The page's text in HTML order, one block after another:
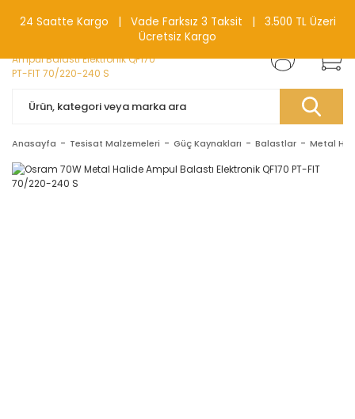
0(212) 240 87 88
Anasayfa Tesisat Malzemeleri Güç Kaynakları Balastlar Metal
24 Saatte Kargo | Vade Farksız 3 Taksit | 3.500 TL Üzeri
Ücretsiz Kargo